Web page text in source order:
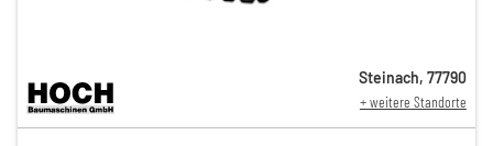
432,00 €
Steinach, 77790
+ weitere Standorte